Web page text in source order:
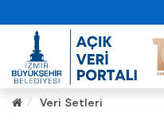
Veri Setleri